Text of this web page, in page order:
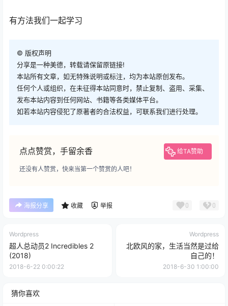
有方法我们一起学习
© 版权声明
分享是一种美德，转载请保留原链接!
本站所有文章，如无特殊说明或标注，均为本站原创发布。
任何个人或组织，在未征得本站同意时，禁止复制、盗用、采集、
发布本站内容到任何网站、书籍等各类媒体平台。
如若本站内容侵犯了原著者的合法权益，可联系我们进行处理。
点点赞赏，手留余香 给TA赞助
还没有人赞赏，快来当第一个赞赏的人吧！
海报分享 收藏 举报 0 0
Wordpress
超人总动员2 Incredibles 2
(2018)
2018-6-22 0:00:22
Wordpress
北欧风的家，生活当然是过给
自己的！
2018-6-30 1:00:00
猜你喜欢